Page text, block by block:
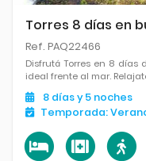
Torres 8 días en
Ref. PAQ22466
Disfrutá Torres en 8
ideal frente al mar.
naturales, aprovechá
de un paquete completo
8 díasy 5 noches
Temporada: